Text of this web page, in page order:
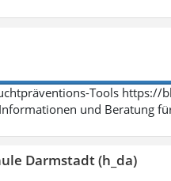
Tools
Informationen und Beratung
Darmstadt (h_da)